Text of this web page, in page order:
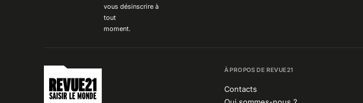
vousdésinscrire à
tout
moment.
À PROPOS DE REVUE21
Contacts